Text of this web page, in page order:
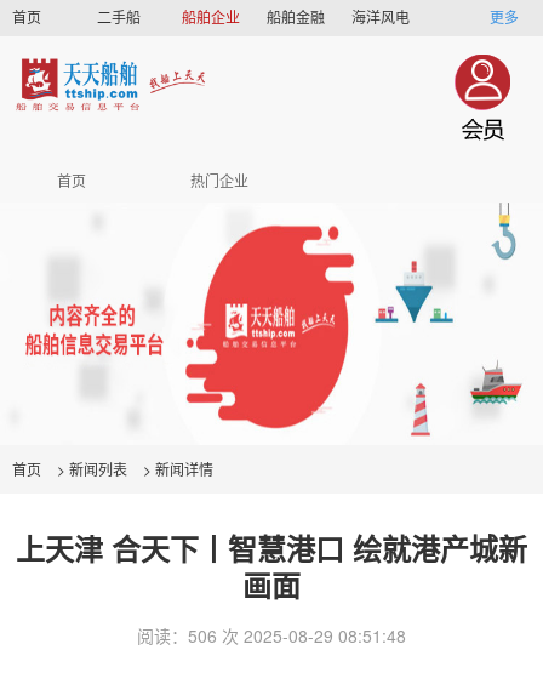
首页 二手船 船舶企业 船舶金融
海洋风电
更多
首页 热门企业
首页 > 新闻列表 > 新闻详情
上天津 合天下丨智慧港口 绘就港产城新
画面
阅读：506 次 2025-08-29 08:51:48